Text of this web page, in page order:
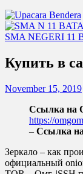
SMA NEGERI 11
Купить в
November 15, 2019
Ссылка на
https://
– Ссылка
Зеркало – как
официальный